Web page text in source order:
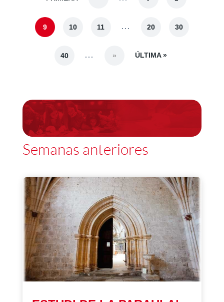
9 10 11 ... 20 30
40 ... » ÚLTIMA »
Semanas anteriores